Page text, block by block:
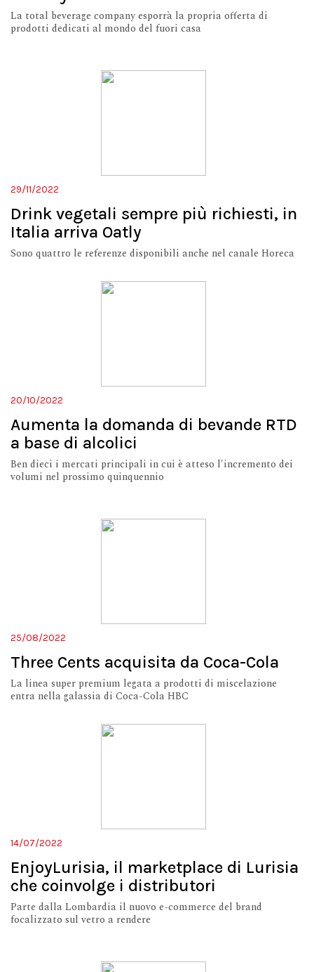
La total beverage company esporrà la propria offerta di
prodotti dedicati al mondo del fuori casa
29/11/2022
Drink vegetali sempre più richiesti, in
Italia arriva Oatly
Sono quattro le referenze disponibili anche nel canale Horeca
20/10/2022
Aumenta la domanda di bevande RTD
a base di alcolici
Ben dieci i mercati principali in cui è atteso l'incremento dei
volumi nel prossimo quinquennio
25/08/2022
Three Cents acquisita da Coca-Cola
La linea super premium legata a prodotti di miscelazione
entra nella galassia di Coca-Cola HBC
14/07/2022
EnjoyLurisia, il marketplace di Lurisia
che coinvolge i distributori
Parte dalla Lombardia il nuovo e-commerce del brand
focalizzato sul vetro a rendere